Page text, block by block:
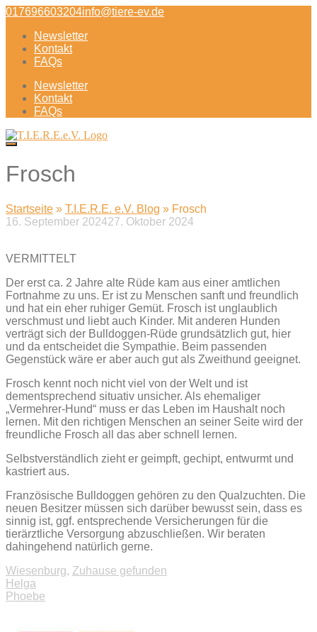
Direkt
Inhalt
017696603204info@tiere-ev.de
Newsletter
Kontakt
FAQs
Newsletter
Kontakt
FAQs
Frosch
Startseite » T.I.E.R.E. e.V. Blog » Frosch
16. September 202427. Oktober 2024
VERMITTELT
Der erst ca. 2 Jahre alte Rüde kam aus einer amtlichen
Fortnahme zu uns. Er ist zu Menschen sanft und freundlich
und hat ein eher ruhiger Gemüt. Frosch ist unglaublich
verschmust und liebt auch Kinder. Mit anderen Hunden
verträgt sich der Bulldoggen-Rüde grundsätzlich gut, hier
und da entscheidet die Sympathie. Beim passenden
Gegenstück wäre er aber auch gut als Zweithund geeignet.
Frosch kennt noch nicht viel von der Welt und ist
dementsprechend situativ unsicher. Als ehemaliger
„Vermehrer-Hund“ muss er das Leben im Haushalt noch
lernen. Mit den richtigen Menschen an seiner Seite wird der
freundliche Frosch all das aber schnell lernen.
Selbstverständlich zieht er geimpft, gechipt, entwurmt und
kastriert aus.
Französische Bulldoggen gehören zu den Qualzuchten. Die
neuen Besitzer müssen sich darüber bewusst sein, dass es
sinnig ist, ggf. entsprechende Versicherungen für die
tierärztliche Versorgung abzuschließen. Wir beraten
dahingehend natürlich gerne.
Wiesenburg, Zuhause gefunden
Beitragsnavigation
Helga
Phoebe